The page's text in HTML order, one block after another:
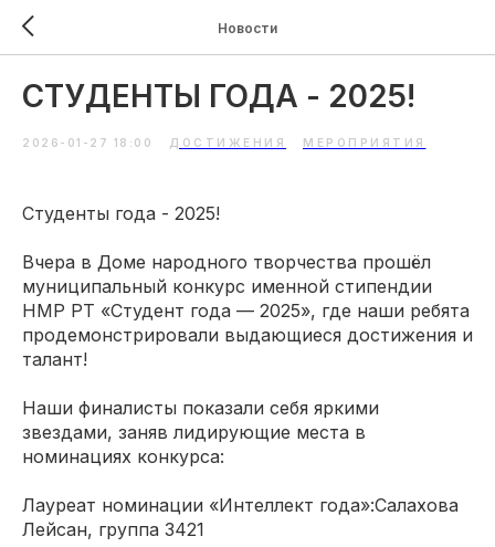
Новости
СТУДЕНТЫ ГОДА - 2025!
2026-01-27 18:00 ДОСТИЖЕНИЯ МЕРОПРИЯТИЯ
Студенты года - 2025!
Вчера в Доме народного творчества прошёл
муниципальный конкурс именной стипендии
НМР РТ «Студент года — 2025», где наши ребята
продемонстрировали выдающиеся достижения и
талант!
Наши финалисты показали себя яркими
звездами, заняв лидирующие места в
номинациях конкурса:
Лауреат номинации «Интеллект года»:Салахова
Лейсан, группа 3421